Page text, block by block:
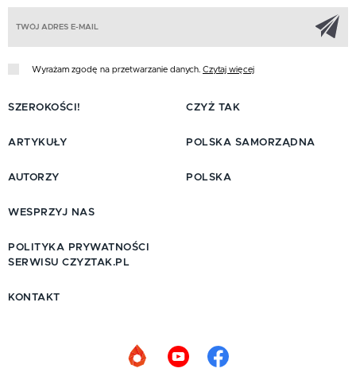
Wyrażam zgodę na przetwarzanie danych. Czytaj więcej
SZEROKOŚCI!
ARTYKUŁY
AUTORZY
CZYŻ TAK
POLSKA SAMORZĄDNA
POLSKA
WESPRZYJ NAS
POLITYKA PRYWATNOŚCI
SERWISU CZYZTAK.PL
KONTAKT